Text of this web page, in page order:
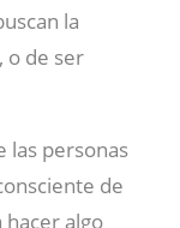
la
o de ser
las personas
de
hacer algo